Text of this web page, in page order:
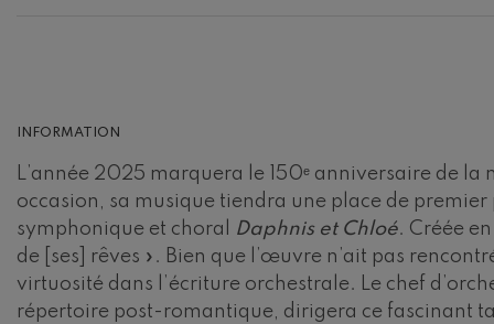
INFORMATION
L’année 2025 marquera le 150ᵉ anniversaire de la
occasion, sa musique tiendra une place de
symphonique et choral
Daphnis et Chloé. Créée
de [ses] rêves ». Bien que l’œuvre n’ait pas
virtuosité dans l’écriture orchestrale. Le chef
répertoire post-romantique, dirigera ce fascinant
Max Bruch:
Max Bruch
Robert
Robert